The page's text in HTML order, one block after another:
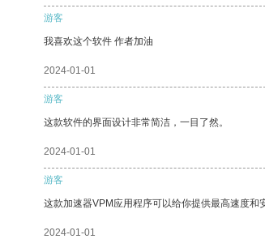
游客
我喜欢这个软件 作者加油
2024-01-01
游客
这款软件的界面设计非常简洁，一目了然。
2024-01-01
游客
这款加速器VPM应用程序可以给你提供最高速度和
2024-01-01